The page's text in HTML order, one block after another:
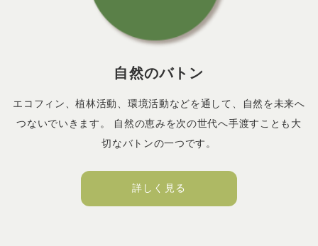
自然のバトン
エコフィン、植林活動、環境活動などを通して、自然を未来へ
つないでいきます。 自然の恵みを次の世代へ手渡すことも大
切なバトンの一つです。
詳しく見る